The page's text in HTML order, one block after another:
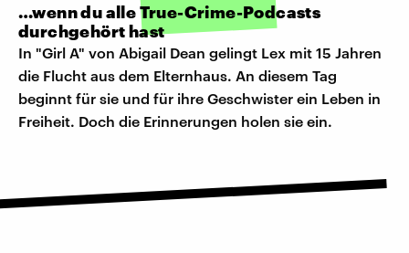
…wenn du alle True-Crime-Podcasts
durchgehört hast
In "Girl A" von Abigail Dean gelingt Lex mit 15 Jahren
die Flucht aus dem Elternhaus. An diesem Tag
beginnt für sie und für ihre Geschwister ein Leben in
Freiheit. Doch die Erinnerungen holen sie ein.